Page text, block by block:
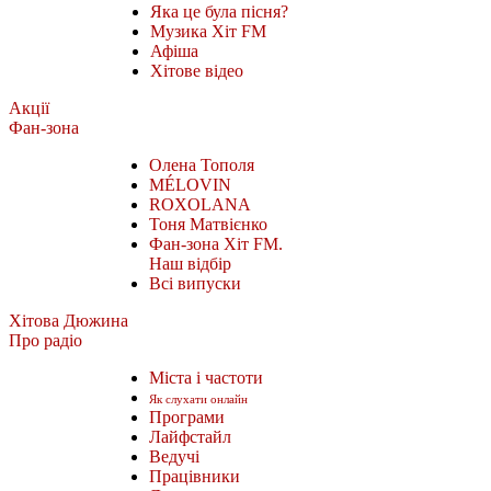
Яка це була пісня?
Музика Хіт FM
Афіша
Хітове відео
Акції
Фан-зона
Олена Тополя
MÉLOVIN
ROXOLANA
Тоня Матвієнко
Фан-зона Хіт FM.
Наш відбір
Всі випуски
Хітова Дюжина
Про радіо
Міста і частоти
Як слухати онлайн
Програми
Лайфстайл
Ведучі
Працівники